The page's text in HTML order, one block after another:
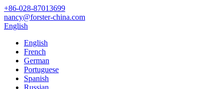
+86-028-87013699
nancy@forster-china.com
English
English
French
German
Portuguese
Spanish
Russian